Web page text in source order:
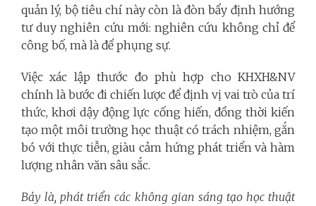
quản lý, bộ tiêu chí này còn là đòn bẩy định hướng
tư duy nghiên cứu mới: nghiên cứu không chỉ để
công bố, mà là để phụng sự.
Việc xác lập thước đo phù hợp cho KHXH&NV
chính là bước đi chiến lược để định vị vai trò của trí
thức, khơi dậy động lực cống hiến, đồng thời kiến
tạo một môi trường học thuật có trách nhiệm, gắn
bó với thực tiễn, giàu cảm hứng phát triển và hàm
lượng nhân văn sâu sắc.
Bảy là, phát triển các không gian sáng tạo học thuật